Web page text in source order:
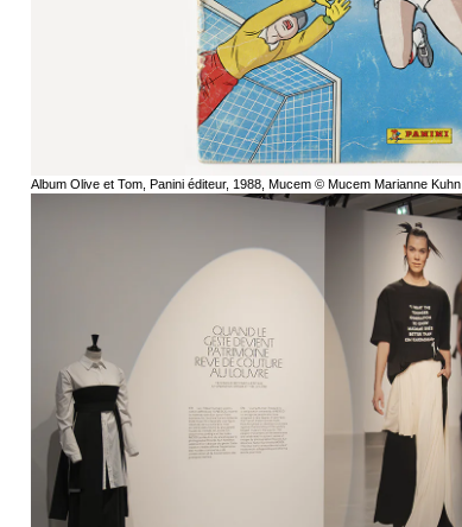
Album Olive et Tom, Panini éditeur, 1988, Mucem © Mucem Marianne Kuhn